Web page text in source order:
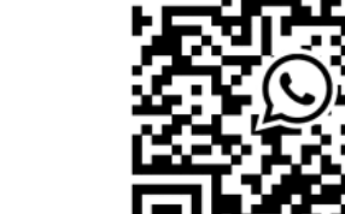
ore 11:30 - Lucca, Scuola
Mei - Viale Castruccio
murales in
Mei curato dal Liceo
ore 18 - Fiano
- Messa in